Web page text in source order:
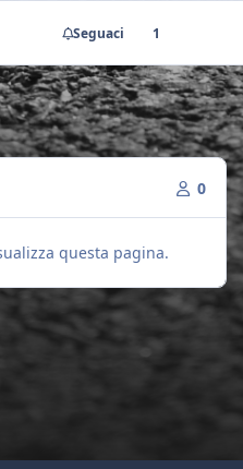
Seguaci 1
0
questa pagina.